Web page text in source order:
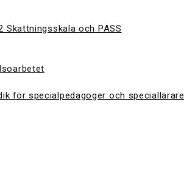
och PASS
för specialpedagoger och speciallärare